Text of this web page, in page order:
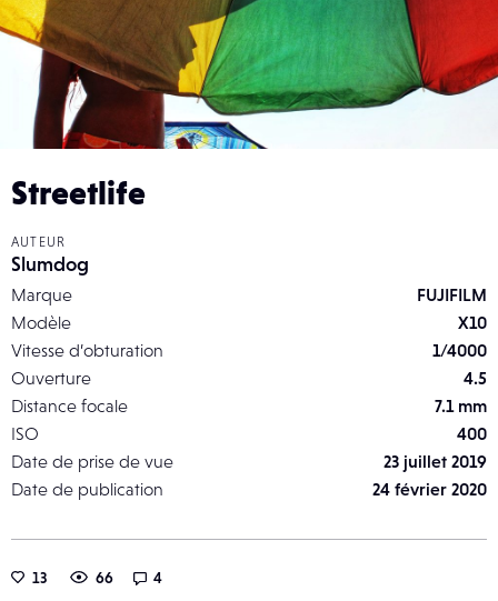
Streetlife
AUTEUR
Slumdog
Marque
FUJIFILM
Modèle
X10
Vitesse d’obturation
1/4000
Ouverture
4.5
Distance focale
7.1 mm
ISO
400
Date de prise de vue
23 juillet 2019
Date de publication
24 février 2020
13 66 4